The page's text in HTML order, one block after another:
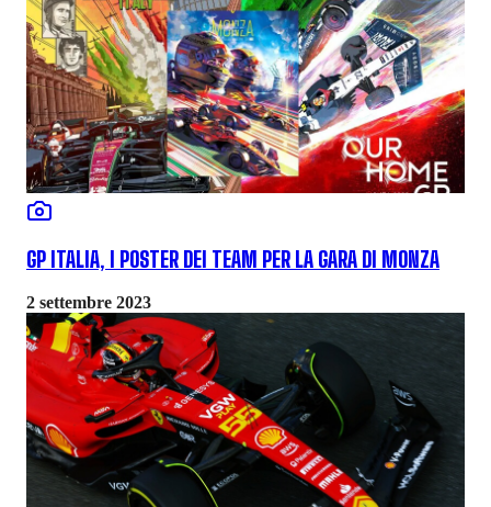
GP ITALIA, I POSTER DEI TEAM PER LA GARA DI MONZA
2 settembre 2023